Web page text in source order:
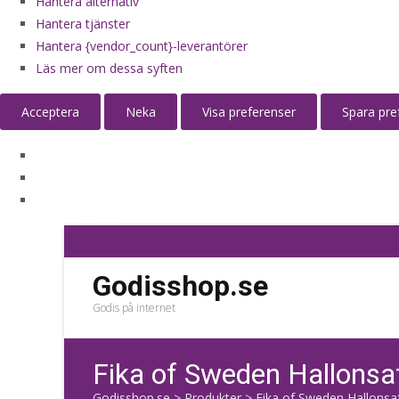
Hantera tjänster
Hantera {vendor_count}-leverantörer
Läs mer om dessa syften
Acceptera Neka Visa preferenser Spara
Godisshop.se
Godis på internet
Fika of Sweden